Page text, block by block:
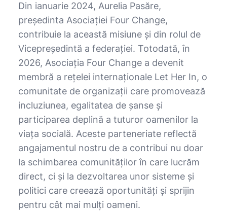
Din ianuarie 2024, Aurelia Pasăre,
președinta Asociației Four Change,
contribuie la această misiune și din rolul de
Vicepreședintă a federației. Totodată, în
2026, Asociația Four Change a devenit
membră a rețelei internaționale Let Her In, o
comunitate de organizații care promovează
incluziunea, egalitatea de șanse și
participarea deplină a tuturor oamenilor la
viața socială. Aceste parteneriate reflectă
angajamentul nostru de a contribui nu doar
la schimbarea comunităților în care lucrăm
direct, ci și la dezvoltarea unor sisteme și
politici care creează oportunități și sprijin
pentru cât mai mulți oameni.